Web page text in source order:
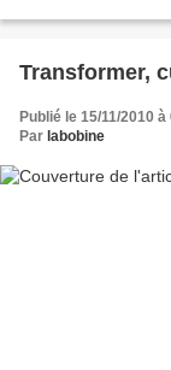
Transformer,
Publié le 15/11/2010 à
Par labobine